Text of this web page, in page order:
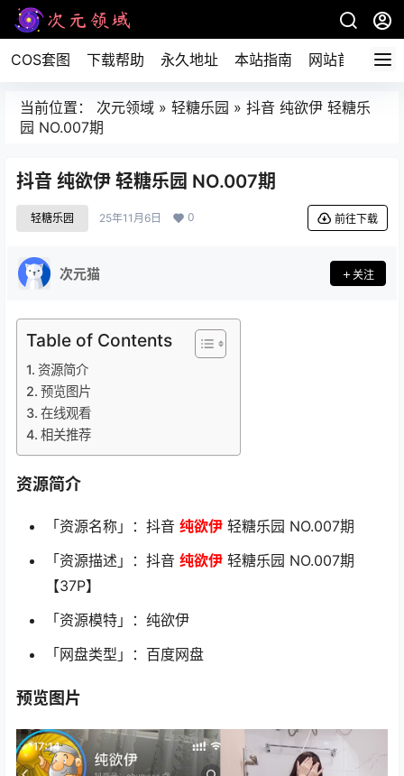
COS套图 下载帮助 永久地址 本站指南 网站首页
当前位置： 次元领域 » 轻糖乐园 » 抖音 纯欲伊 轻糖乐
园 NO.007期
抖音 纯欲伊 轻糖乐园 NO.007期
轻糖乐园 25年11月6日 0 前往下载
次元猫 关注
Table of Contents
资源简介
预览图片
在线观看
相关推荐
资源简介
「资源名称」：抖音 纯欲伊 轻糖乐园 NO.007期
「资源描述」：抖音 纯欲伊 轻糖乐园 NO.007期
【37P】
「资源模特」：纯欲伊
「网盘类型」：百度网盘
预览图片